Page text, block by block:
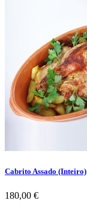
Cabrito Assado (Inteiro)
Preço
180,00 €